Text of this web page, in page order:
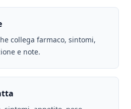
collega farmaco, sintomi,
e note.